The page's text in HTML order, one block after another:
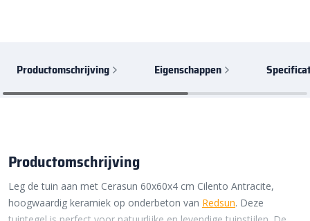
Productomschrijving Eigenschappen
Productomschrijving
Leg de tuin aan met Cerasun 60x60x4 cm Cilento Antracite,
hoogwaardig keramiek op onderbeton van Redsun. Deze